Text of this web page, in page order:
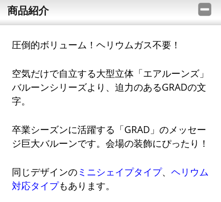
商品紹介
圧倒的ボリューム！ヘリウムガス不要！
空気だけで自立する大型立体「エアルーンズ」
バルーンシリーズより、迫力のあるGRADの文
字。
卒業シーズンに活躍する「GRAD」のメッセー
ジ巨大バルーンです。会場の装飾にぴったり！
同じデザインのミニシェイプタイプ、ヘリウム
対応タイプもあります。